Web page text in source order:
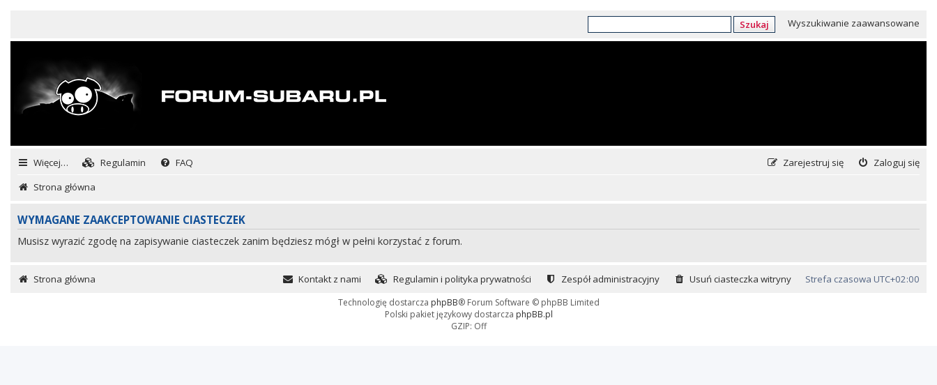
Szukaj Wyszukiwanie zaawansowane
Więcej… Regulamin FAQ Zaloguj się
Zarejestruj się
Strona główna
WYMAGANE ZAAKCEPTOWANIE CIASTECZEK
Musisz wyrazić zgodę na zapisywanie ciasteczek zanim będziesz mógł w pełni korzystać z forum.
Strona główna Strefa czasowa UTC+02:00
Usuń ciasteczka witryny
Zespół administracyjny
Regulamin i polityka prywatności
Kontakt z nami
Technologię dostarcza phpBB® Forum Software © phpBB Limited
Polski pakiet językowy dostarcza phpBB.pl
GZIP: Off